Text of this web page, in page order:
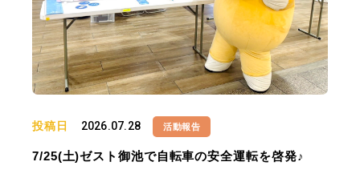
投稿日 2026.07.28 活動報告
7/25(土)ゼスト御池で自転車の安全運転を啓発♪